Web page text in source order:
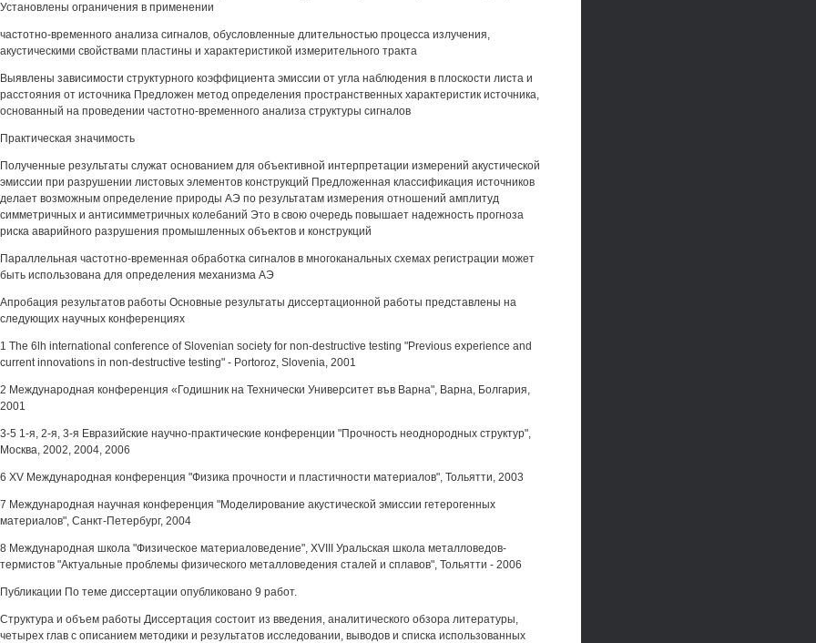
Установлены ограничения в применении
частотно-временного анализа сигналов, обусловленные длительностью процесса излучения,
акустическими свойствами пластины и характеристикой измерительного тракта
Выявлены зависимости структурного коэффициента эмиссии от угла наблюдения в плоскости листа и
расстояния от источника Предложен метод определения пространственных характеристик источника,
основанный на проведении частотно-временного анализа структуры сигналов
Практическая значимость
Полученные результаты служат основанием для объективной интерпретации измерений акустической
эмиссии при разрушении листовых элементов конструкций Предложенная классификация источников
делает возможным определение природы АЭ по результатам измерения отношений амплитуд
симметричных и антисимметричных колебаний Это в свою очередь повышает надежность прогноза
риска аварийного разрушения промышленных объектов и конструкций
Параллельная частотно-временная обработка сигналов в многоканальных схемах регистрации может
быть использована для определения механизма АЭ
Апробация результатов работы Основные результаты диссертационной работы представлены на
следующих научных конференциях
1 The 6lh international conference of Slovenian society for non-destructive testing "Previous experience and
current innovations in non-destructive testing" - Portoroz, Slovenia, 2001
2 Международная конференция «Годишник на Технически Университет във Варна", Варна, Болгария,
2001
3-5 1-я, 2-я, 3-я Евразийские научно-практические конференции "Прочность неоднородных структур",
Москва, 2002, 2004, 2006
6 XV Международная конференция "Физика прочности и пластичности материалов", Тольятти, 2003
7 Международная научная конференция "Моделирование акустической эмиссии гетерогенных
материалов", Санкт-Петербург, 2004
8 Международная школа "Физическое материаловедение", XVIII Уральская школа металловедов-
термистов "Актуальные проблемы физического металловедения сталей и сплавов", Тольятти - 2006
Публикации По теме диссертации опубликовано 9 работ.
Структура и объем работы Диссертация состоит из введения, аналитического обзора литературы,
четырех глав с описанием методики и результатов исследовании, выводов и списка использованных